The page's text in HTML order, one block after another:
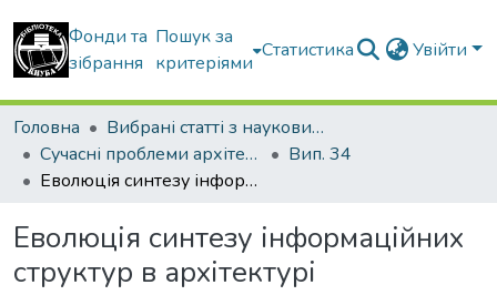
Фонди та
зібрання
Пошук за
критеріями
Статистика Увійти
Головна
Вибрані статті з наукових збірників КНУБА
Сучасні проблеми архітектури та містобудування
Вип. 34
Еволюція синтезу інформаційних структур в архітектурі
Еволюція синтезу інформаційних
структур в архітектурі